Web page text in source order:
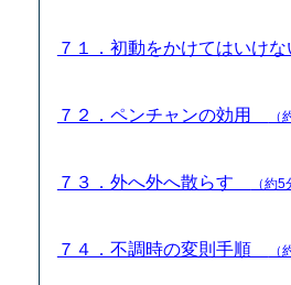
７１．初動をかけてはいけ
７２．ペンチャンの効用 （
７３．外へ外へ散らす （約5
７４．不調時の変則手順 （